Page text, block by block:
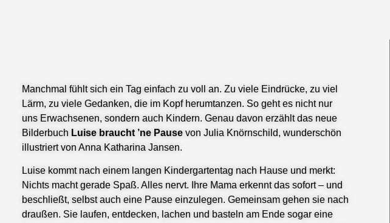
Manchmal fühlt sich ein Tag einfach zu voll an. Zu viele Eindrücke, zu viel
Lärm, zu viele Gedanken, die im Kopf herumtanzen. So geht es nicht nur
uns Erwachsenen, sondern auch Kindern. Genau davon erzählt das neue
Bilderbuch Luise braucht ’ne Pause von Julia Knörnschild, wunderschön
illustriert von Anna Katharina Jansen.
Luise kommt nach einem langen Kindergartentag nach Hause und merkt:
Nichts macht gerade Spaß. Alles nervt. Ihre Mama erkennt das sofort – und
beschließt, selbst auch eine Pause einzulegen. Gemeinsam gehen sie nach
draußen. Sie laufen, entdecken, lachen und basteln am Ende sogar eine